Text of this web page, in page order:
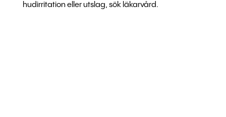
hudirritation eller utslag, sök läkarvård.